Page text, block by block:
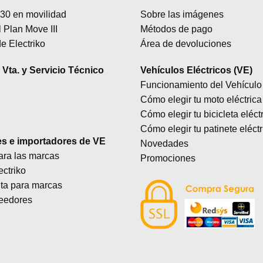
opciones
se
pueden
en
la
página
de
producto
en movilidad
Move III
Electriko
y Servicio Técnico
e importadores de VE
las marcas
para marcas
Sobre las imágenes
Métodos de pago
Área de devoluciones
Vehículos Eléctricos (VE)
Funcionamiento del
Cómo elegir tu moto eléctrica
Cómo elegir tu bicicleta
Cómo elegir tu patinete
Novedades
Promociones